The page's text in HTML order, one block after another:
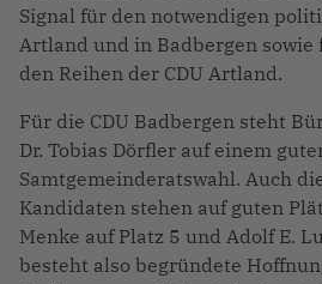
Signal für den notwendigen
Artland und in Badbergen
den Reihen der CDU Artland.
Für die CDU Badbergen steht
Dr. Tobias Dörfler auf einem
Samtgemeinderatswahl. Auch
Kandidaten stehen auf guten
Menke auf Platz 5 und Adolf E.
besteht also begründete